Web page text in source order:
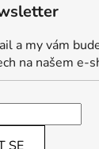
a my vám
na našem e-